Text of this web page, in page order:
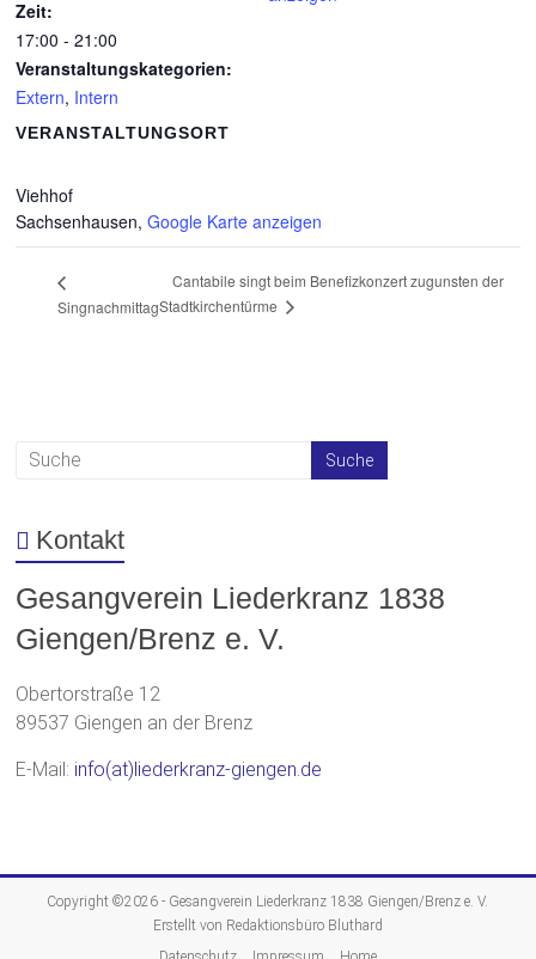
Zeit:
17:00 - 21:00
Veranstaltungskategorien:
Extern, Intern
VERANSTALTUNGSORT
Viehhof
Sachsenhausen, Google Karte anzeigen
Singnachmittag
Cantabile singt beim Benefizkonzert zugunsten der
Stadtkirchentürme
Kontakt
Gesangverein Liederkranz 1838
Giengen/Brenz e. V.
Obertorstraße 12
89537 Giengen an der Brenz
E-Mail: info(at)liederkranz-giengen.de
Copyright ©2026 - Gesangverein Liederkranz 1838 Giengen/Brenz e. V.
Erstellt von Redaktionsbüro Bluthard